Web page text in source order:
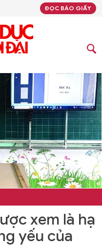
ĐỌC BÁO GIẤY
xem là hạ
yếu của